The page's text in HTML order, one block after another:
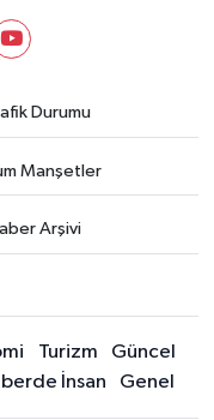
Durumu
Manşetler
Arşivi
Turizm
Güncel
İnsan Genel